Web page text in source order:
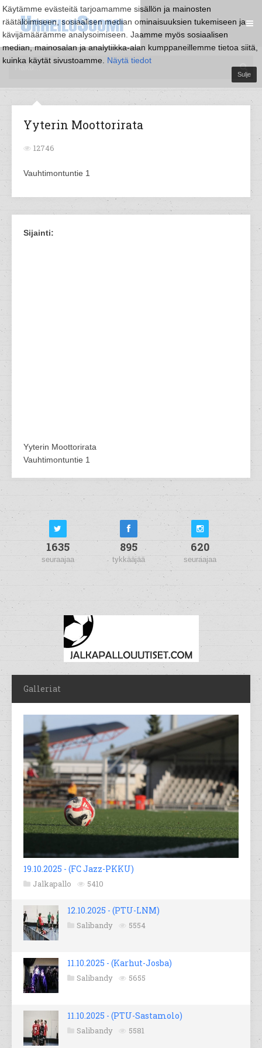
Käytämme evästeitä tarjoamamme sisällön ja mainosten
räätälöimiseen, sosiaalisen median ominaisuuksien tukemiseen ja
kävijämäärämme analysoimiseen. Jaamme myös sosiaalisen
median, mainosalan ja analytiikka-alan kumppaneillemme tietoa siitä,
kuinka käytät sivustoamme. Näytä tiedot
Sulje
Yyterin Moottorirata
12746
Vauhtimontuntie 1
Sijainti:
Yyterin Moottorirata
Vauhtimontuntie 1
1635
seuraajaa
895
tykkääjää
620
seuraajaa
Galleriat
19.10.2025 - (FC Jazz-PKKU)
Jalkapallo 5410
12.10.2025 - (PTU-LNM)
Salibandy 5554
11.10.2025 - (Karhut-Josba)
Salibandy 5655
11.10.2025 - (PTU-Sastamolo)
Salibandy 5581